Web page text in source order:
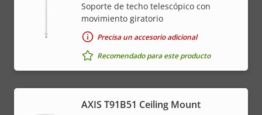
Soporte de techo telescópico con
movimiento giratorio
Precisa un accesorio adicional
Recomendado para este producto
AXIS T91B51 Ceiling Mount